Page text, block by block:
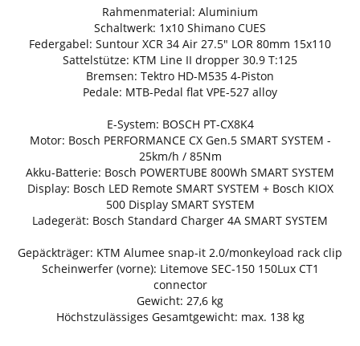
Rahmenmaterial: Aluminium
Schaltwerk: 1x10 Shimano CUES
Federgabel: Suntour XCR 34 Air 27.5" LOR 80mm 15x110
Sattelstütze: KTM Line II dropper 30.9 T:125
Bremsen: Tektro HD-M535 4-Piston
Pedale: MTB-Pedal flat VPE-527 alloy
E-System: BOSCH PT-CX8K4
Motor: Bosch PERFORMANCE CX Gen.5 SMART SYSTEM -
25km/h / 85Nm
Akku-Batterie: Bosch POWERTUBE 800Wh SMART SYSTEM
Display: Bosch LED Remote SMART SYSTEM + Bosch KIOX
500 Display SMART SYSTEM
Ladegerät: Bosch Standard Charger 4A SMART SYSTEM
Gepäckträger: KTM Alumee snap-it 2.0/monkeyload rack clip
Scheinwerfer (vorne): Litemove SEC-150 150Lux CT1
connector
Gewicht: 27,6 kg
Höchstzulässiges Gesamtgewicht: max. 138 kg